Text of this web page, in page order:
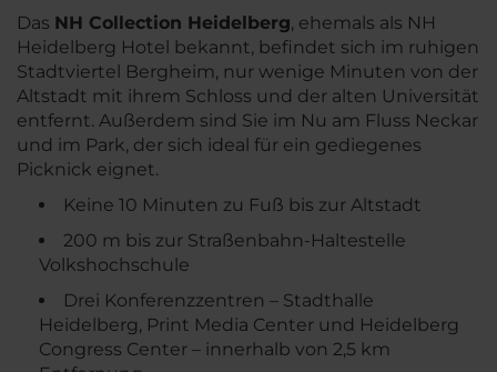
Das NH Collection Heidelberg, ehemals als NH
Heidelberg Hotel bekannt, befindet sich im ruhigen
Stadtviertel Bergheim, nur wenige Minuten von der
Altstadt mit ihrem Schloss und der alten Universität
entfernt. Außerdem sind Sie im Nu am Fluss Neckar
und im Park, der sich ideal für ein gediegenes
Picknick eignet.
Keine 10 Minuten zu Fuß bis zur Altstadt
200 m bis zur Straßenbahn-Haltestelle
Volkshochschule
Drei Konferenzzentren – Stadthalle
Heidelberg, Print Media Center und Heidelberg
Congress Center – innerhalb von 2,5 km